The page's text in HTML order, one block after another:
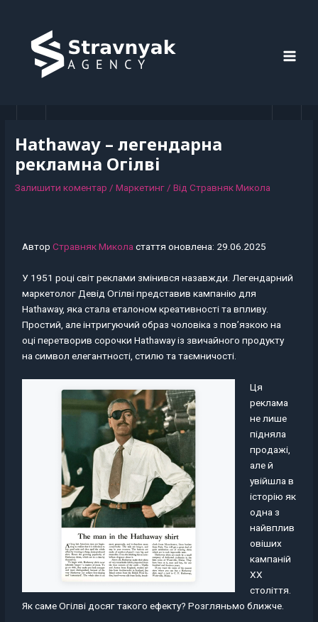
Hathaway – легендарна
рекламна Огілві
Залишити коментар /Маркетинг/ ВідСтравняк Микола
АвторСтравняк Микола стаття оновлена: 29.06.2025
У 1951 році світ реклами змінився назавжди. Легендарний
маркетолог Девід Огілві представив кампанію для
Hathaway, яка стала еталоном креативності та впливу.
Простий, але інтригуючий образ чоловіка з пов’язкою на
оці перетворив сорочки Hathaway із звичайного продукту
на символ елегантності, стилю та таємничості.
Ця
реклама
не лише
підняла
продажі,
але й
увійшла в
історію як
одна з
найвплив
овіших
кампаній
XX
століття.
Як саме Огілві досяг такого ефекту? Розгляньмо ближче.
запису